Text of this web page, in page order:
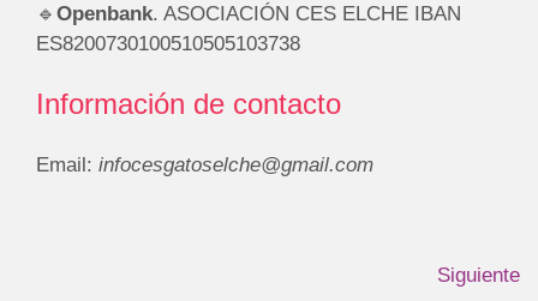
🔹 Openbank. ASOCIACIÓN CES ELCHE IBAN
ES8200730100510505103738
Información de contacto
Email:infocesgatoselche@gmail.com
Siguiente